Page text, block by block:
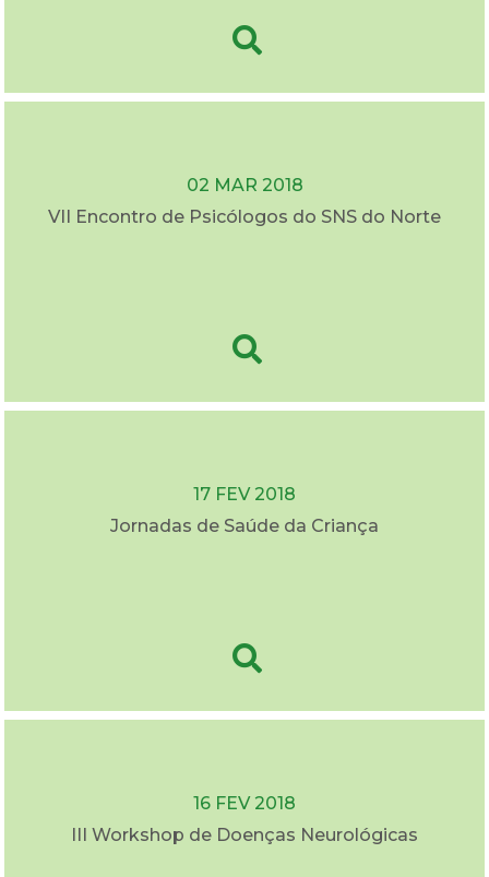
02 MAR 2018
VII Encontro de Psicólogos do SNS do Norte
17 FEV 2018
Jornadas de Saúde da Criança
16 FEV 2018
III Workshop de Doenças Neurológicas